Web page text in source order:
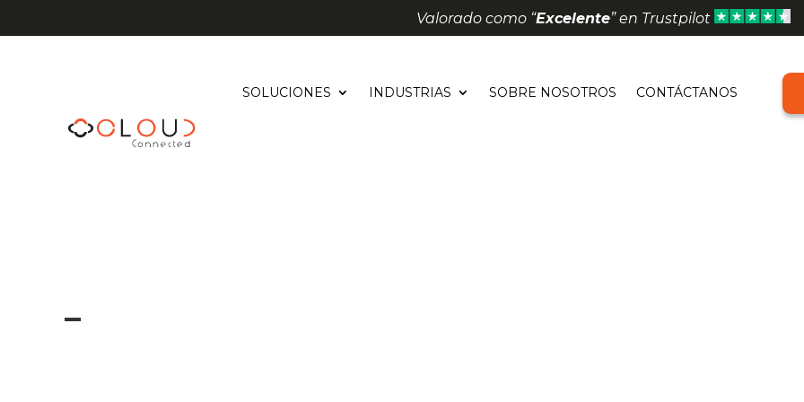
Valorado como “Excelente” en Trustpilot
SOLUCIONES INDUSTRIAS SOBRE NOSOTROS CONTÁCTANOS
–